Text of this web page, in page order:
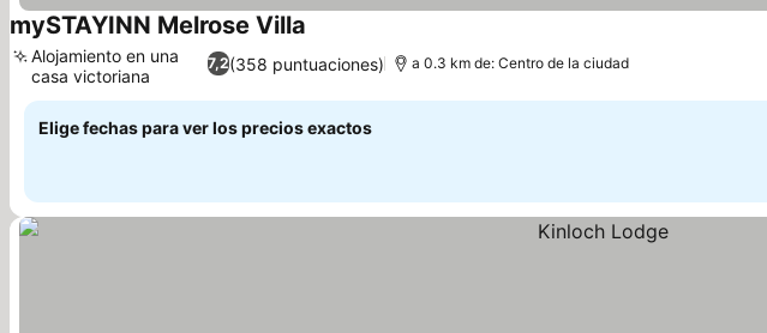
mySTAYINN Melrose Villa
7,2(358 puntuaciones)
Alojamiento en una
casa victoriana
a 0.3 km de: Centro de la ciudad
Elige fechas para ver los precios exactos